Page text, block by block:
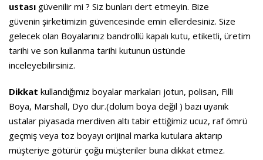
ustası güvenilir mi ? Siz bunları dert etmeyin. Bize
güvenin şirketimizin güvencesinde emin ellerdesiniz. Size
gelecek olan Boyalarınız bandrollü kapalı kutu, etiketli, üretim
tarihi ve son kullanma tarihi kutunun üstünde
inceleyebilirsiniz.
Dikkat kullandığımız boyalar markaları jotun, polisan, Filli
Boya, Marshall, Dyo dur.(dolum boya değil ) bazı uyanık
ustalar piyasada merdiven altı tabir ettiğimiz ucuz, raf ömrü
geçmiş veya toz boyayı orijinal marka kutulara aktarıp
müşteriye götürür çoğu müşteriler buna dikkat etmez.